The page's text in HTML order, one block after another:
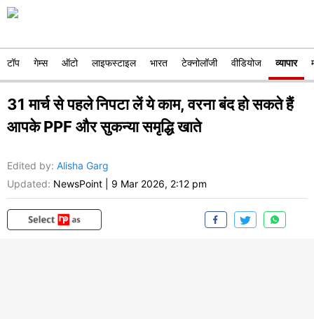
टॉप गेम्स ऑटो लाइफस्टाइल भारत टेक्नोलॉजी वीडियोज व्यापार
31 मार्च से पहले निपटा लें ये काम, वरना बंद हो सकते हैं
आपके PPF और सुकन्या समृद्धि खाते
Edited by: Alisha Garg
Updated: NewsPoint 9 Mar 2026, 2:12 pm